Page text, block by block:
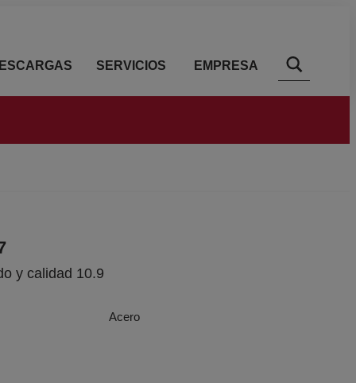
SERVICIOS EMPRESA
y calidad 10.9
Acero